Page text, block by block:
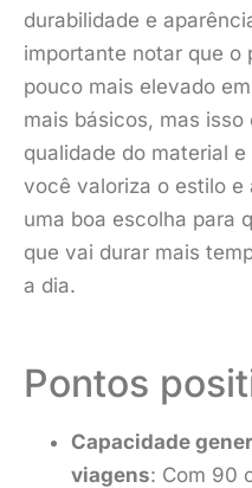
durabilidade e
importante notar que o
pouco mais elevado
mais básicos, mas
qualidade do material
você valoriza o estilo e
uma boa escolha para
que vai durar mais
a dia.
Pontos
Capacidade
viagens: Com 90